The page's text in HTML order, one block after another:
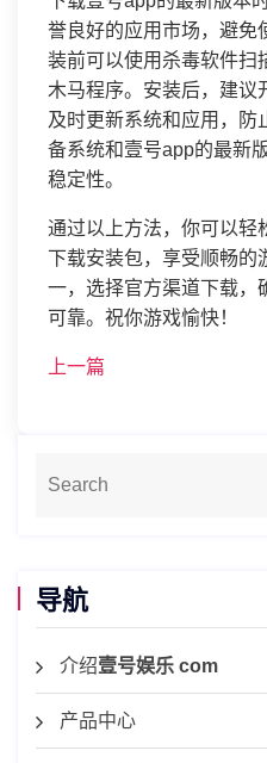
誉良好的应用市场，避免
装前可以使用杀毒软件扫
木马程序。安装后，建议
及时更新系统和应用，防
备系统和壹号app的最新
稳定性。
通过以上方法，你可以轻
下载安装包，享受顺畅的
一，选择官方渠道下载，
可靠。祝你游戏愉快！
上一篇
导航
介绍壹号娱乐 com
产品中心